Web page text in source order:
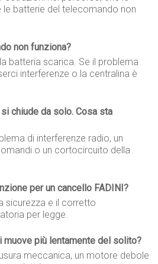
batterie del telecomando non
non funziona?
batteria scarica. Se il problema
interferenze o la centralina è
chiude da solo. Cosa sta
di interferenze radio, un
o un cortocircuito della
per un cancello FADINI?
sicurezza e il corretto
per legge.
muove più lentamente del solito?
meccanica, un motore debole